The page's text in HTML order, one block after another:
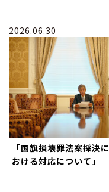
2026.06.30
「国旗損壊罪法案採決に
おける対応について」